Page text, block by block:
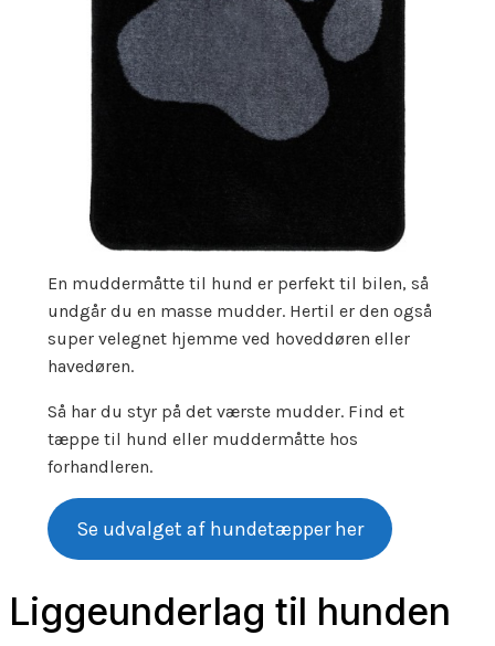
En muddermåtte til hund er perfekt til bilen, så
undgår du en masse mudder. Hertil er den også
super velegnet hjemme ved hoveddøren eller
havedøren.
Så har du styr på det værste mudder. Find et
tæppe til hund eller muddermåtte hos
forhandleren.
Se udvalget af hundetæpper her
Liggeunderlag til hunden